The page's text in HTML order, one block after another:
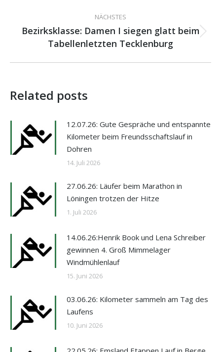
NÄCHSTES
Nächster
Beitrag:
Bezirksklasse: Damen I siegen glatt beim
Tabellenletzten Tecklenburg
Related posts
12.07.26: Gute Gespräche und entspannte
Kilometer beim Freundsschaftslauf in
Dohren
14. Juli 2026
27.06.26: Läufer beim Marathon in
Löningen trotzen der Hitze
1. Juli 2026
14.06.26:Henrik Book und Lena Schreiber
gewinnen 4. Groß Mimmelager
Windmühlenlauf
15. Juni 2026
03.06.26: Kilometer sammeln am Tag des
Laufens
10. Juni 2026